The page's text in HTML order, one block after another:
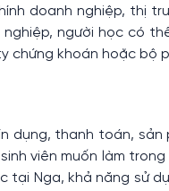
doanh nghiệp, thị
người học có
chứng khoán hoặc bộ
dụng, thanh toán,
viên muốn làm
tại Nga, khả năng sử